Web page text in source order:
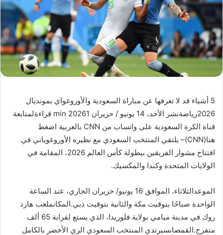
5 أشياء قد لا تعرفها عن مباراة السعودية والأوروغواي بمونديال
2026رياضةنشر الأحد، 14 يونيو / حزيران 20261 min قراءةلمتابعة
قناة الكرة السعودية على واتساب من CNN بالعربية اضغط
هنا(CNN)– يلتقي المنتخب السعودي مع نظيره الأوروغوياني في
افتتاح مشوار الفريقين ببطولة كأس العالم 2026، المقامة في
الولايات المتحدة وكندا والمكسيك.
الموعدالثلاثاء، الموافق 16 يونيو/ حزيران الجاري، عند الساعة
الواحدة صباحًا بتوقيت مكة والثانية بتوقيت دبي.المكانملعب هارد
روك في مدينة ميامي بولاية فلوريدا، الذي يستع لقرابة 65 ألف
متفرج.القمصانسيرتدي المنتخب السعودي الزي الأخضر بالكامل